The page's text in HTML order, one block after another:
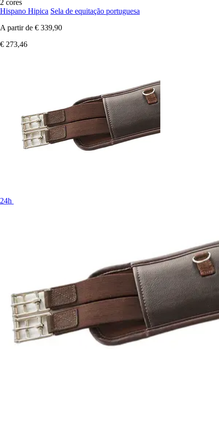
2 cores
Hispano Hipica Sela de equitação portuguesa
A partir de € 339,90
€ 273,46
24h